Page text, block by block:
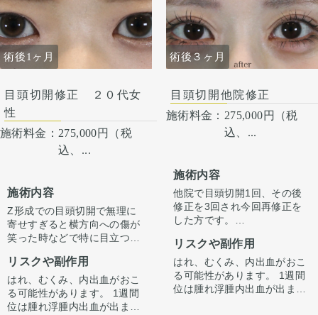
ください。 その人ごとに個性
がありますので、手術の結果
にも個人差はあります。
ください。 その人ごとに個性
がありますので、手術の結果
にも個人差はあります。
術後1ヶ月
目頭切開修正 ２０代女
性
施術料金： 275,000円（税
込、...
施術内容
Z形成での目頭切開で無理に
寄せすぎると横方向への傷が
笑った時などで特に目立つこ
逆Zで傷の流れを自然な向き
である縦縫合に戻すことで傷
跡を目立ちにくくすることが
できます。
リスクや副作用
はれ、むくみ、内出血がおこ
る可能性があります。 1週間
位は腫れ浮腫内出血が出ます
術後３ヶ月
目頭切開他院修正
施術料金： 275,000円（税
込、...
施術内容
他院で目頭切開1回、その後
修正を3回され今回再修正を
した方です。
左目はZ形成でも目頭切開で
左右差と傷跡の修正をしてい
ます。左は2回Z形成をしてい
ます。
リスクや副作用
はれ、むくみ、内出血がおこ
る可能性があります。 1週間
位は腫れ浮腫内出血が出ます